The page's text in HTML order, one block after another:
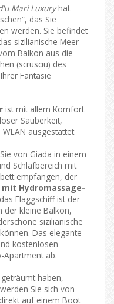
Mari Luxuryhat
das Sie
werden. Sie befindet
sizilianische Meer
Balkon aus die
(scrusciu) des
Fantasie
ist mit allem Komfort
Sauberkeit,
ausgestattet.
von Giada in einem
Schlafbereich mit
empfangen, der
Hydromassage-
Flaggschiff ist der
der kleine Balkon,
sizilianische
Das elegante
kostenlosen
Apartment ab.
haben,
Sie sich von
auf einem Boot